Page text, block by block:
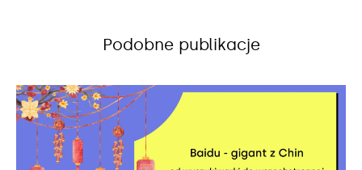
Podobne publikacje